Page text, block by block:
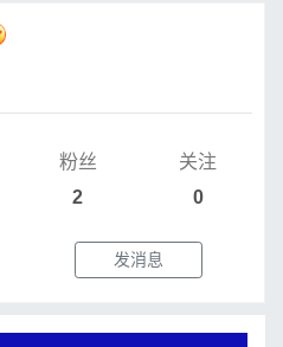
粉丝
2
关注
0
发消息